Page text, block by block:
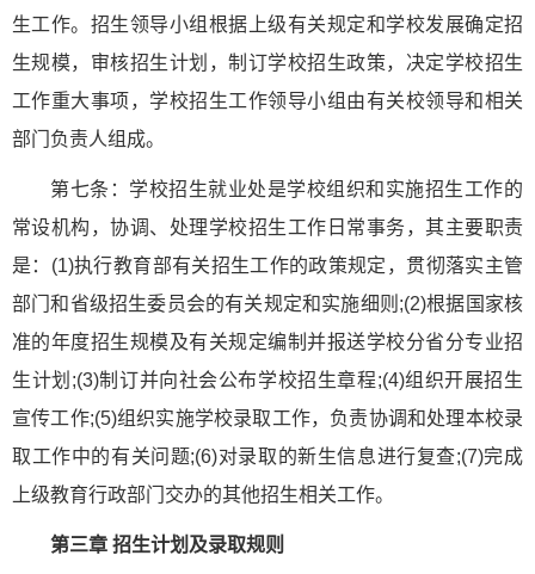
生工作。招生领导小组根据上级有关规定和学校发展确定招
生规模，审核招生计划，制订学校招生政策，决定学校招生
工作重大事项，学校招生工作领导小组由有关校领导和相关
部门负责人组成。
第七条：学校招生就业处是学校组织和实施招生工作的
常设机构，协调、处理学校招生工作日常事务，其主要职责
是：(1)执行教育部有关招生工作的政策规定，贯彻落实主管
部门和省级招生委员会的有关规定和实施细则;(2)根据国家核
准的年度招生规模及有关规定编制并报送学校分省分专业招
生计划;(3)制订并向社会公布学校招生章程;(4)组织开展招生
宣传工作;(5)组织实施学校录取工作，负责协调和处理本校录
取工作中的有关问题;(6)对录取的新生信息进行复查;(7)完成
上级教育行政部门交办的其他招生相关工作。
第三章 招生计划及录取规则